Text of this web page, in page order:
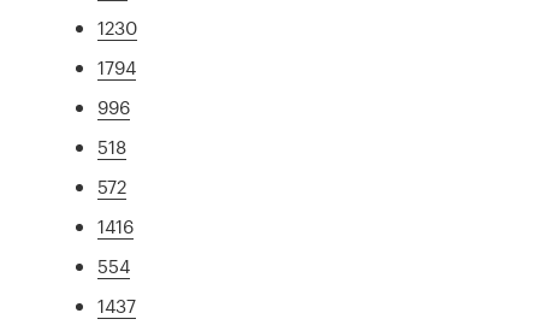
1230
1794
996
518
572
1416
554
1437